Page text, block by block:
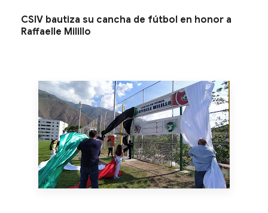
CSIV bautiza su cancha de fútbol en honor a
Raffaelle Milillo